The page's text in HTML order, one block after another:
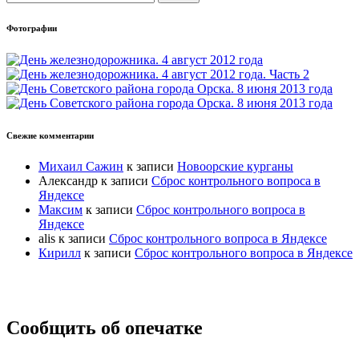
Фотографии
Свежие комментарии
Михаил Сажин к записи Новоорские курганы
Александр к записи Сброс контрольного вопроса в
Яндексе
Максим к записи Сброс контрольного вопроса в
Яндексе
alis к записи Сброс контрольного вопроса в Яндексе
Кирилл к записи Сброс контрольного вопроса в Яндексе
Прокрутка
вверх
Сообщить об опечатке